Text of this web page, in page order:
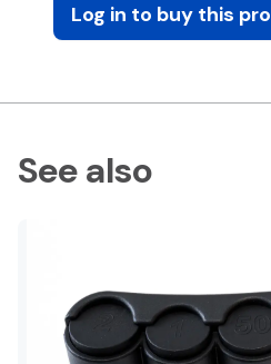
Log in to buy this
See also